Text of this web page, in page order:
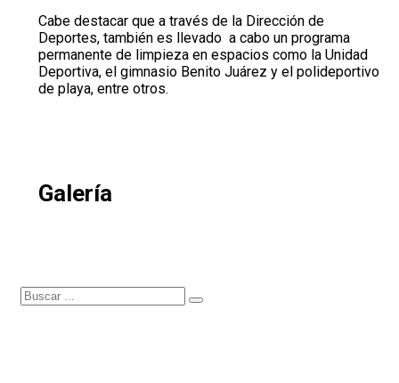
Cabe destacar que a través de la Dirección de
Deportes, también es llevado a cabo un programa
permanente de limpieza en espacios como la Unidad
Deportiva, el gimnasio Benito Juárez y el polideportivo
de playa, entre otros.
Galería